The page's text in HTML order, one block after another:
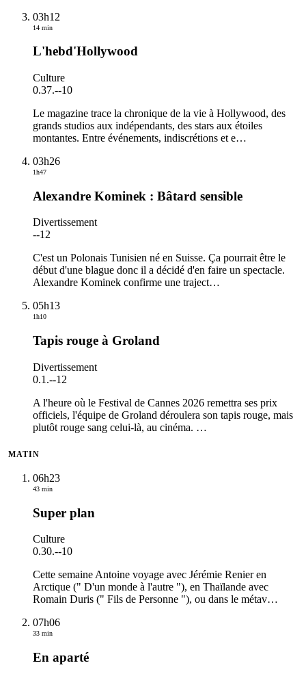
03h12
14 min
L'hebd'Hollywood
Culture
0.37.--10
Le magazine trace la chronique de la vie à Hollywood, des
grands studios aux indépendants, des stars aux étoiles
montantes. Entre événements, indiscrétions et e…
03h26
1h47
Alexandre Kominek : Bâtard sensible
Divertissement
--12
C'est un Polonais Tunisien né en Suisse. Ça pourrait être le
début d'une blague donc il a décidé d'en faire un spectacle.
Alexandre Kominek confirme une traject…
05h13
1h10
Tapis rouge à Groland
Divertissement
0.1.--12
A l'heure où le Festival de Cannes 2026 remettra ses prix
officiels, l'équipe de Groland déroulera son tapis rouge, mais
plutôt rouge sang celui-là, au cinéma. …
MATIN
06h23
43 min
Super plan
Culture
0.30.--10
Cette semaine Antoine voyage avec Jérémie Renier en
Arctique (" D'un monde à l'autre "), en Thaïlande avec
Romain Duris (" Fils de Personne "), ou dans le métav…
07h06
33 min
En aparté